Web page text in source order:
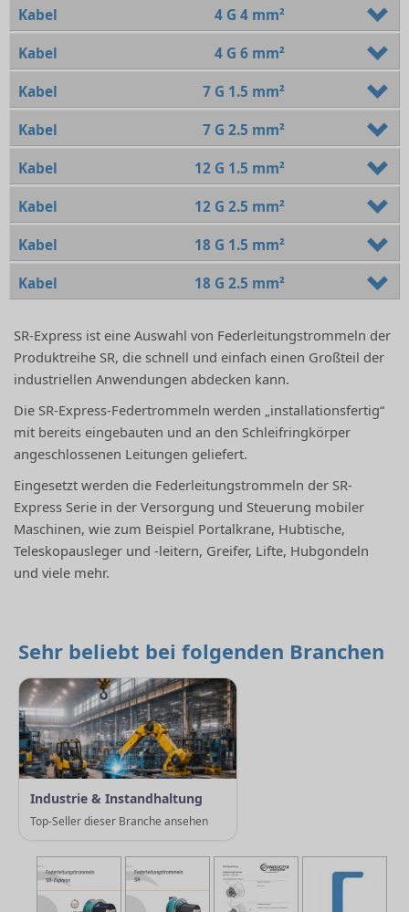
Kabel 4 G 4 mm²
Kabel 4 G 6 mm²
Kabel 7 G 1.5 mm²
Kabel 7 G 2.5 mm²
Kabel 12 G 1.5 mm²
Kabel 12 G 2.5 mm²
Kabel 18 G 1.5 mm²
Kabel 18 G 2.5 mm²
SR-Express ist eine Auswahl von Federleitungstrommeln der
Produktreihe SR, die schnell und einfach einen Großteil der
industriellen Anwendungen abdecken kann.
Die SR-Express-Federtrommeln werden „installationsfertig“
mit bereits eingebauten und an den Schleifringkörper
angeschlossenen Leitungen geliefert.
Eingesetzt werden die Federleitungstrommeln der SR-
Express Serie in der Versorgung und Steuerung mobiler
Maschinen, wie zum Beispiel Portalkrane, Hubtische,
Teleskopausleger und -leitern, Greifer, Lifte, Hubgondeln
und viele mehr.
Sehr beliebt bei folgenden Branchen
Industrie & Instandhaltung
Top-Seller dieser Branche ansehen